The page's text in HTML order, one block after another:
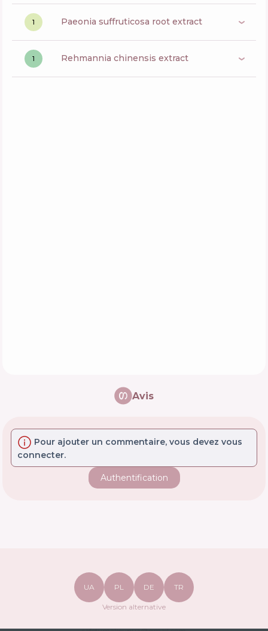
1 paeonia suffruticosa root extract
1 rehmannia chinensis extract
Avis
Pour ajouter un commentaire, vous devez vous
connecter.
Authentification
UA PL DE TR
Version alternative